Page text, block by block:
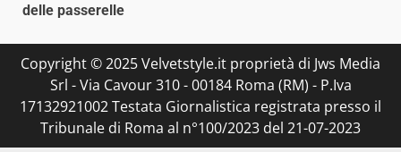
delle passerelle
Copyright © 2025 Velvetstyle.it proprietà di Jws Media
Srl - Via Cavour 310 - 00184 Roma (RM) - P.Iva
17132921002 Testata Giornalistica registrata presso il
Tribunale di Roma al n°100/2023 del 21-07-2023